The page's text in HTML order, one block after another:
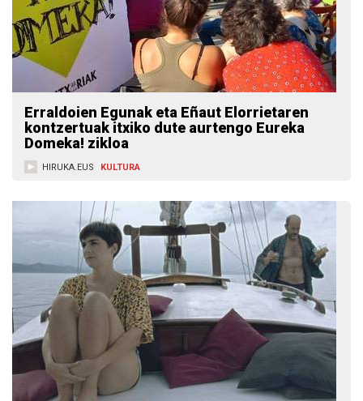
Erraldoien Egunak eta Eñaut Elorrietaren
kontzertuak itxiko dute aurtengo Eureka
Domeka! zikloa
HIRUKA.EUS KULTURA